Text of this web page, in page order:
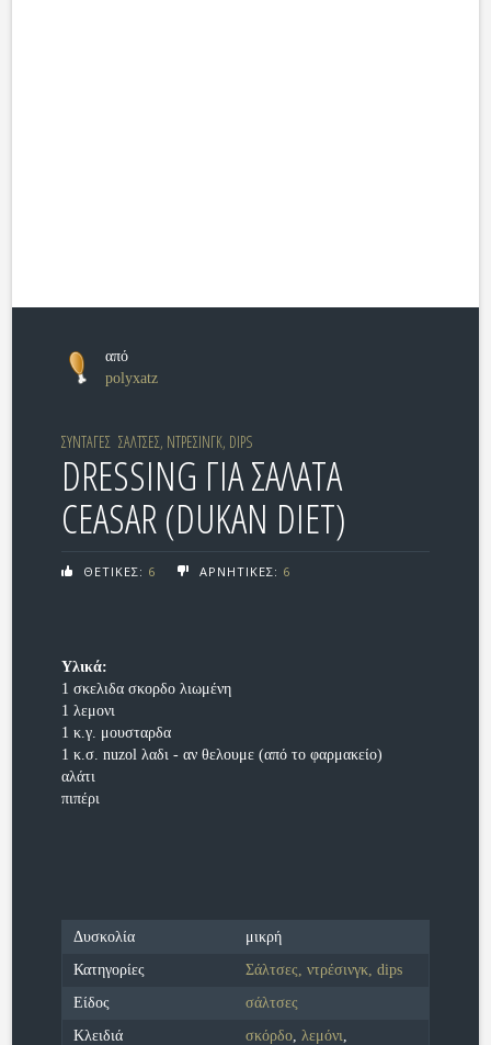
από
polyxatz
ΣΥΝΤΑΓΕΣ ΣΑΛΤΣΕΣ, ΝΤΡΕΣΙΝΓΚ, DIPS
DRESSING ΓΙΑ ΣΑΛΑΤΑ
CEASAR (DUKAN DIET)
ΘΕΤΙΚΕΣ: 6 ΑΡΝΗΤΙΚΕΣ: 6
Υλικά:
1 σκελιδα σκορδο λιωμένη
1 λεμονι
1 κ.γ. μουσταρδα
1 κ.σ. nuzol λαδι - αν θελουμε (από το φαρμακείο)
αλάτι
πιπέρι
Δυσκολία
μικρή
Κατηγορίες
Σάλτσες, ντρέσινγκ, dips
Είδος
σάλτσες
Κλειδιά
σκόρδο, λεμόνι,